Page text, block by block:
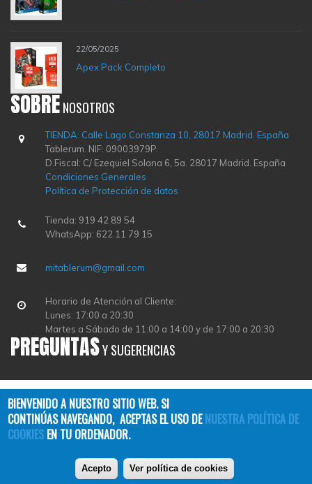
22/05/2025
Apex Pack Completo
SOBRENOSOTROS
TIENDA: Calle Lago Constanza 10, 28017 Madrid. España
Tablerum. NIF: 09003979P.
D.Fiscal: C/ Ezequiel Solana 6, 5a. 28017 Madrid. España
Condiciones Generales
Política de Protección de datos
Tienda: 919 42 89 54
WhatsApp: 622 11 79 15
mitablerum@gmail.com
Horario de Atención al Cliente:
Lunes: 17:00 a 20:30
Martes a Sábado de 11:00 a 14:00 y de 17:00 a 20:30
PREGUNTASY SUGERENCIAS
BIENVENIDO A NUESTRO SITIO WEB. SI
CONTINÚAS NAVEGANDO, ACEPTAS EL USO DENUESTRA POLÍTICA DE
COOKIES EN TU ORDENADOR.
Acepto Ver política de cookies